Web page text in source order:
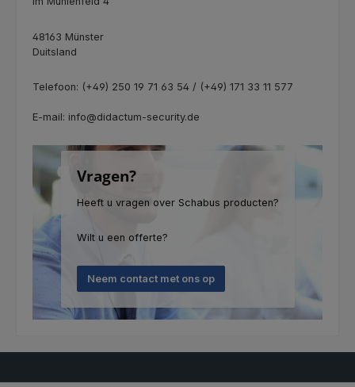
48163 Münster
Duitsland
Telefoon: (+49) 250 19 71 63 54 / (+49) 171 33 11 577
E-mail: info@didactum-security.de
Vragen?
Heeft u vragen over Schabus producten?
Wilt u een offerte?
Neem contact met ons op